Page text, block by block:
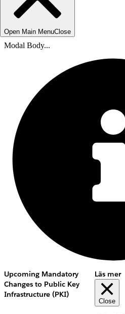
Open Main MenuClose
Modal Body...
Upcoming Mandatory
Changes to Public Key
Infrastructure (PKI)
Läs mer
Close